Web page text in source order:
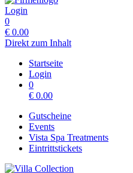
Login
0
€ 0.00
Direkt zum Inhalt
Startseite
Login
0
€ 0.00
Gutscheine
Events
Vista Spa Treatments
Eintrittstickets